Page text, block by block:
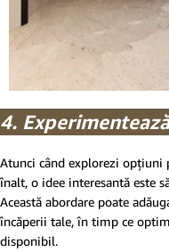
4.
Atunci când explorezi opțiuni
înalt, o idee interesantă este
Această abordare poate
încăperii tale, în timp ce
disponibil.